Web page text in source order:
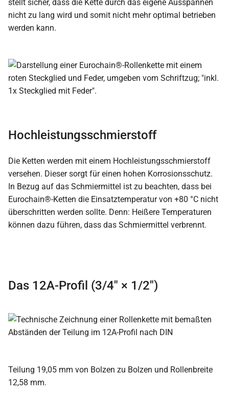
stellt sicher, dass die Kette durch das eigene Ausspannen
nicht zu lang wird und somit nicht mehr optimal betrieben
werden kann.
Hochleistungsschmierstoff
Die Ketten werden mit einem Hochleistungsschmierstoff
versehen. Dieser sorgt für einen hohen Korrosionsschutz.
In Bezug auf das Schmiermittel ist zu beachten, dass bei
Eurochain®-Ketten die Einsatztemperatur von +80 °C nicht
überschritten werden sollte. Denn: Heißere Temperaturen
können dazu führen, dass das Schmiermittel verbrennt.
Das 12A-Profil (3/4″ × 1/2″)
Teilung 19,05 mm von Bolzen zu Bolzen und Rollenbreite
12,58 mm.